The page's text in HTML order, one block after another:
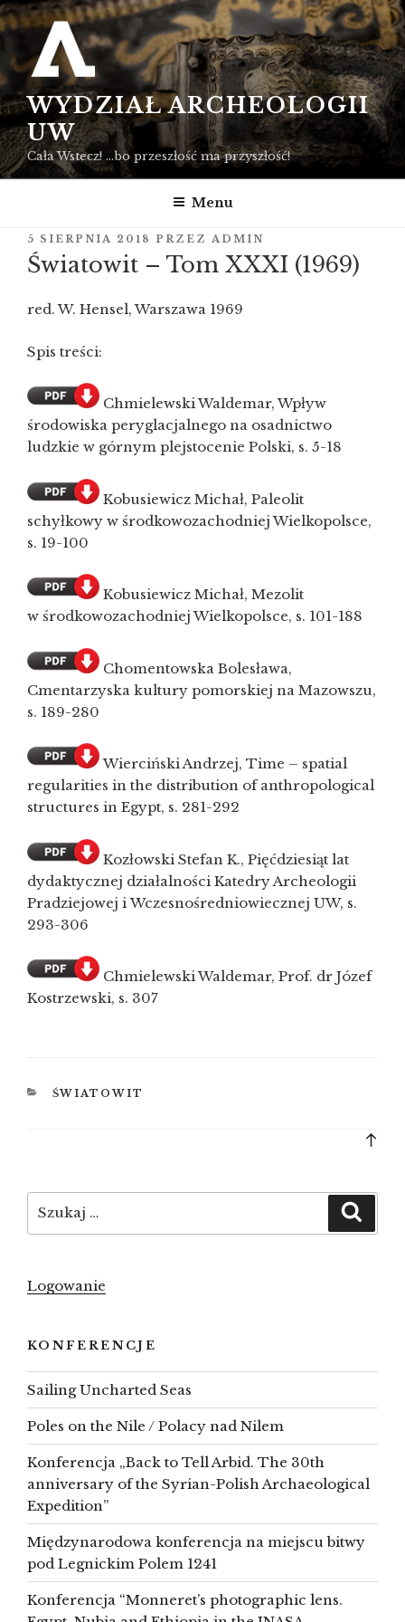
Przejdź
do
treści
WYDZIAŁ ARCHEOLOGII
UW
Cała Wstecz! …bo przeszłość ma przyszłość!
Menu
OPUBLIKOWANE
W
5 SIERPNIA 2018 PRZEZ ADMIN
Światowit – Tom XXXI (1969)
red. W. Hensel, Warszawa 1969
Spis treści:
Chmielewski Waldemar, Wpływ
środowiska peryglacjalnego na osadnictwo
ludzkie w górnym plejstocenie Polski, s. 5-18
Kobusiewicz Michał, Paleolit
schyłkowy w środkowozachodniej Wielkopolsce,
s. 19-100
Kobusiewicz Michał, Mezolit
w środkowozachodniej Wielkopolsce, s. 101-188
Chomentowska Bolesława,
Cmentarzyska kultury pomorskiej na Mazowszu,
s. 189-280
Wierciński Andrzej, Time – spatial
regularities in the distribution of anthropological
structures in Egypt, s. 281-292
Kozłowski Stefan K., Pięćdziesiąt lat
dydaktycznej działalności Katedry Archeologii
Pradziejowej i Wczesnośredniowiecznej UW, s.
293-306
Chmielewski Waldemar, Prof. dr Józef
Kostrzewski, s. 307
KATEGORIE
ŚWIATOWIT
Logowanie
KONFERENCJE
Sailing Uncharted Seas
Poles on the Nile / Polacy nad Nilem
Konferencja „Back to Tell Arbid. The 30th
anniversary of the Syrian-Polish Archaeological
Expedition”
Międzynarodowa konferencja na miejscu bitwy
pod Legnickim Polem 1241
Konferencja “Monneret’s photographic lens.